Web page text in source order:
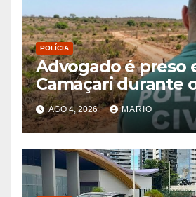
POLÍCIA
Advogado é preso
Camaçari durante
contra fraudes
imóveis
AGO 4, 2026 MARIO